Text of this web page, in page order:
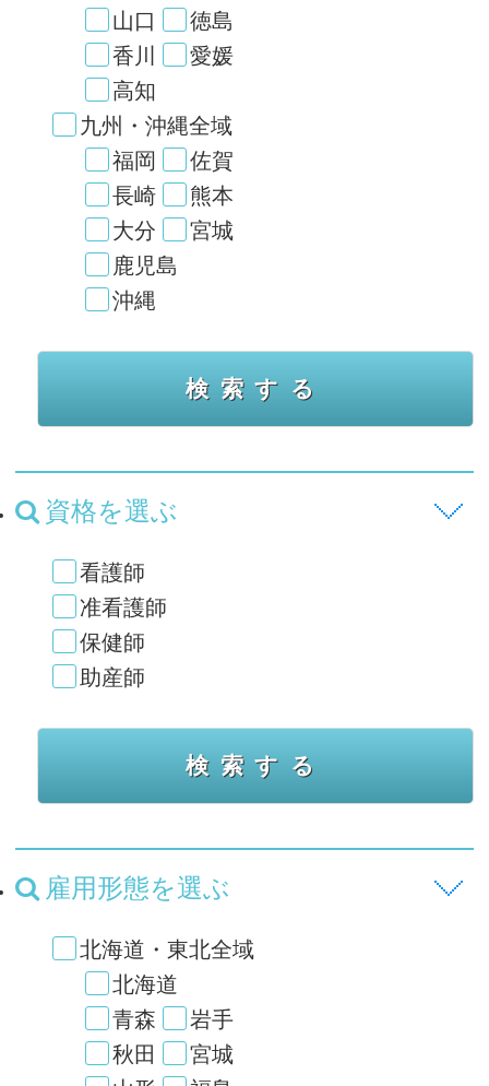
山口
徳島
香川
愛媛
高知
九州・沖縄全域
福岡
佐賀
長崎
熊本
大分
宮城
鹿児島
沖縄
資格を選ぶ
看護師
准看護師
保健師
助産師
雇用形態を選ぶ
北海道・東北全域
北海道
青森
岩手
秋田
宮城